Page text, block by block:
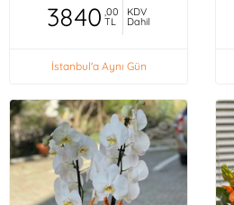
3840 ,00
TL
KDV
Dahil
İstanbul'a Aynı Gün